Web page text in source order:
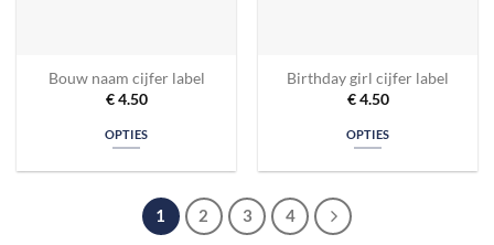
Bouw naam cijfer label
€4.50
OPTIES
Birthday girl cijfer label
€4.50
OPTIES
1 2 3 4